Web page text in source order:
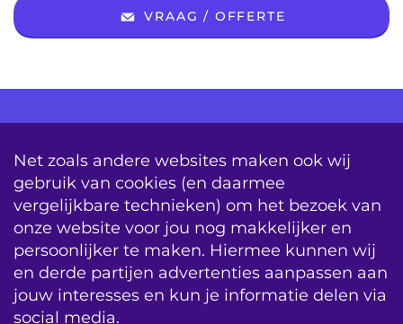
VRAAG / OFFERTE
AV Consultancy Opleiding
Detachering
Storing & Onderhoud
Onderhoudscontracten
System Updates
sitemap vacatures
contact
algemene voorwaarden
BIS|Econocom e-news
Net zoals andere websites maken ook wij
gebruik van cookies (en daarmee
vergelijkbare technieken) om het bezoek van
onze website voor jou nog makkelijker en
persoonlijker te maken. Hiermee kunnen wij
en derde partijen advertenties aanpassen aan
jouw interesses en kun je informatie delen via
social media.